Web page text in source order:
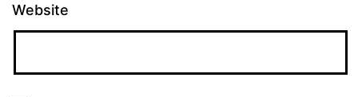
Website